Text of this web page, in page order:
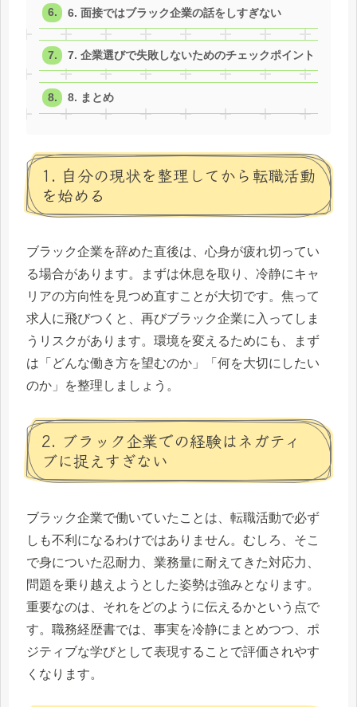
6. 面接ではブラック企業の話をしすぎない
7. 企業選びで失敗しないためのチェックポイント
8. まとめ
1. 自分の現状を整理してから転職活動
を始める
ブラック企業を辞めた直後は、心身が疲れ切ってい
る場合があります。まずは休息を取り、冷静にキャ
リアの方向性を見つめ直すことが大切です。焦って
求人に飛びつくと、再びブラック企業に入ってしま
うリスクがあります。環境を変えるためにも、まず
は「どんな働き方を望むのか」「何を大切にしたい
のか」を整理しましょう。
2. ブラック企業での経験はネガティ
ブに捉えすぎない
ブラック企業で働いていたことは、転職活動で必ず
しも不利になるわけではありません。むしろ、そこ
で身についた忍耐力、業務量に耐えてきた対応力、
問題を乗り越えようとした姿勢は強みとなります。
重要なのは、それをどのように伝えるかという点で
す。職務経歴書では、事実を冷静にまとめつつ、ポ
ジティブな学びとして表現することで評価されやす
くなります。